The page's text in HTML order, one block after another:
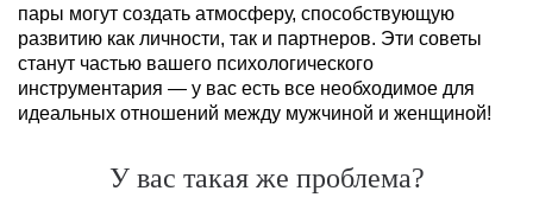
пары могут создать атмосферу, способствующую
развитию как личности, так и партнеров. Эти советы
станут частью вашего психологического
инструментария — у вас есть все необходимое для
идеальных отношений между мужчиной и женщиной!
У вас такая же проблема?